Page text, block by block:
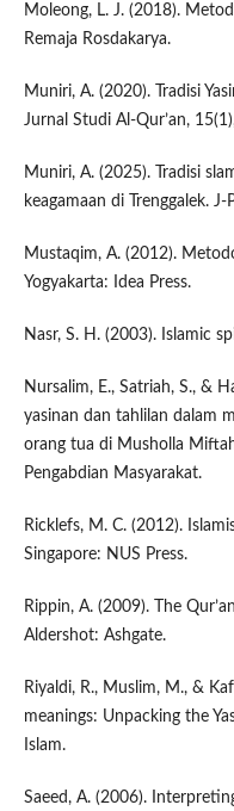
Moleong, L. J. (2018).
Remaja Rosdakarya.
Muniri, A. (2020). Tradisi
Jurnal Studi Al-Qur’an,
Muniri, A. (2025). Tradisi
keagamaan di Trenggalek. J-
Mustaqim, A. (2012).
Yogyakarta: Idea Press.
Nasr, S. H. (2003). Islamic
Nursalim, E., Satriah, S., &
yasinan dan tahlilan dalam
orang tua di Musholla
Pengabdian Masyarakat.
Ricklefs, M. C. (2012).
Singapore: NUS Press.
Rippin, A. (2009). The
Aldershot: Ashgate.
Riyaldi, R., Muslim, M., &
meanings: Unpacking the
Islam.
Saeed, A. (2006).